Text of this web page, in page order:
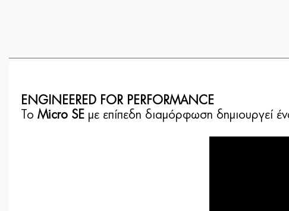
ENGINEERED FOR PERFORMANCE
Το Micro SE με επίπεδη διαμόρφωση δημιουργεί